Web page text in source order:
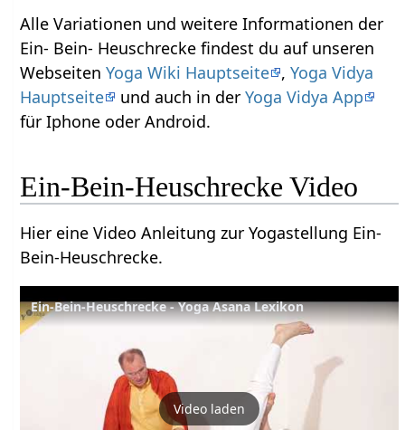
Alle Variationen und weitere Informationen der
Ein- Bein- Heuschrecke findest du auf unseren
WebseitenYoga Wiki Hauptseite ,Yoga Vidya
Hauptseite
und auch in derYoga Vidya App
für Iphone oder Android.
Ein-Bein-Heuschrecke Video
Hier eine Video Anleitung zur Yogastellung Ein-
Bein-Heuschrecke.
Ein-Bein-Heuschrecke - Yoga Asana Lexikon
Video laden